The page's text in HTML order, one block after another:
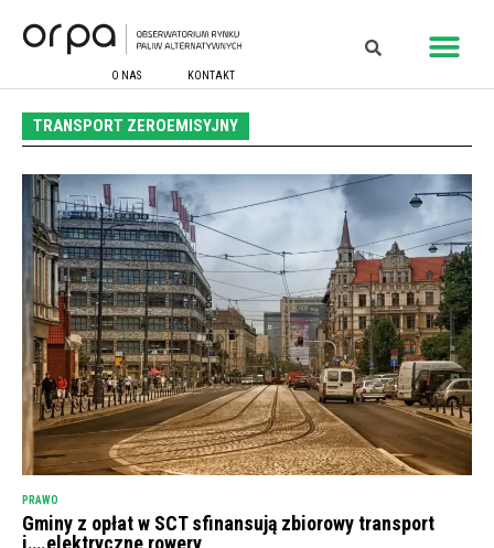
O NAS KONTAKT
TRANSPORT ZEROEMISYJNY
PRAWO
Gminy z opłat w SCT sfinansują zbiorowy transport
i….elektryczne rowery